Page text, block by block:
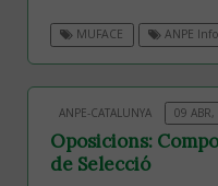
MUFACE ANPE
ANPE-CATALUNYA 09
Oposicions:
de Selecció